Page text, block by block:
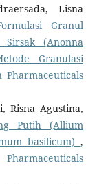
Lisna
Granul
(Anonna
Granulasi
Risna Agustina,
Putih (Allium
basilicum),